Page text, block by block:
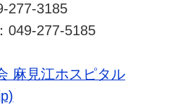
277-3185
049-277-5185
麻見江ホスピタル